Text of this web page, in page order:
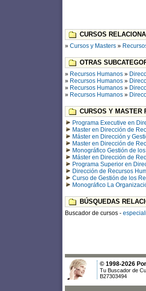
CURSOS
» Cursos y Masters »
OTRAS
» Recursos Humanos »
» Recursos Humanos »
» Recursos Humanos »
» Recursos Humanos »
CURSOS Y MASTER
Programa Executive en
Master en Dirección de
Máster en Dirección y
Master en Dirección de
Monográfico Gestión de
Máster en Dirección de
Programa Superior en
Dirección de Recursos
Curso de Gestión de los
Monográfico La
BÚSQUEDAS
Buscador de cursos -
© 1998-2026
Tu Buscador de
B27303494